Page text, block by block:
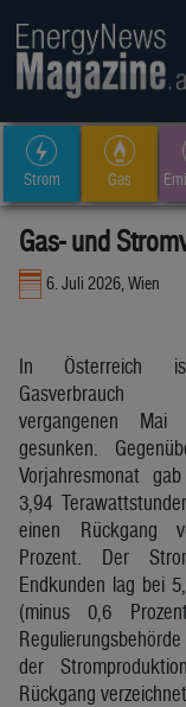
Strom Gas
Gas- und
6. Juli 2026, Wien
In Österreich
vergangenen Mai
gesunken.
Vorjahresmonat
3,94
einen Rückgang
Prozent. Der
Endkunden lag bei
(minus 0,6
der
Rückgang verzeichnet.